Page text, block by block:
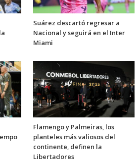
Suárez descartó regresar a
Nacional y seguirá en el Inter
Miami
Flamengo y Palmeiras, los
planteles más valiosos del
continente, definen la
Libertadores